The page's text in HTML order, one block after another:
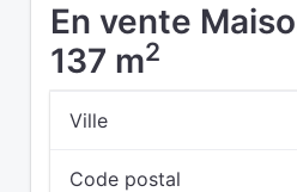
En vente
137 m2
Ville
Code postal